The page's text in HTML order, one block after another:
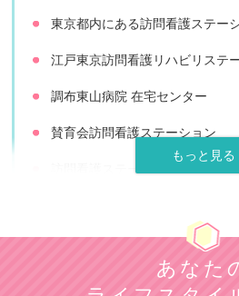
東京都内にある訪問看護ステー
江戸東京訪問看護リハビリステ
調布東山病院 在宅センター
賛育会訪問看護ステーション
訪問看護ステーションナースで
訪問看護ステーションあいゆう
さくら訪問看護リハビリステー
あなた